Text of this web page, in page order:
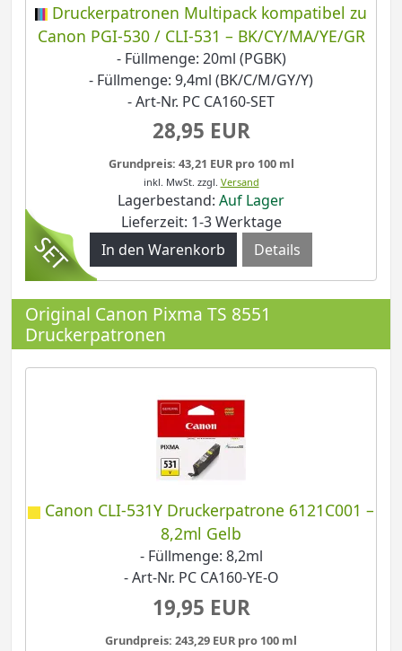
Druckerpatronen Multipack kompatibel zu
Canon PGI-530 / CLI-531 – BK/CY/MA/YE/GR
- Füllmenge: 20ml (PGBK)
- Füllmenge: 9,4ml (BK/C/M/GY/Y)
- Art-Nr. PC CA160-SET
28,95 EUR
Grundpreis: 43,21 EUR pro 100 ml
inkl. MwSt. zzgl. Versand
Lagerbestand: Auf Lager
Lieferzeit: 1-3 Werktage
Details
Original Canon Pixma TS 8551
Druckerpatronen
Canon CLI-531Y Druckerpatrone 6121C001 –
8,2ml Gelb
- Füllmenge: 8,2ml
- Art-Nr. PC CA160-YE-O
19,95 EUR
Grundpreis: 243,29 EUR pro 100 ml